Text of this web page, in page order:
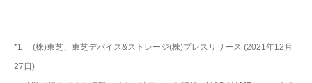
*1 (株)東芝、東芝デバイス&ストレージ(株)プレスリリース (2021年12月
27日)